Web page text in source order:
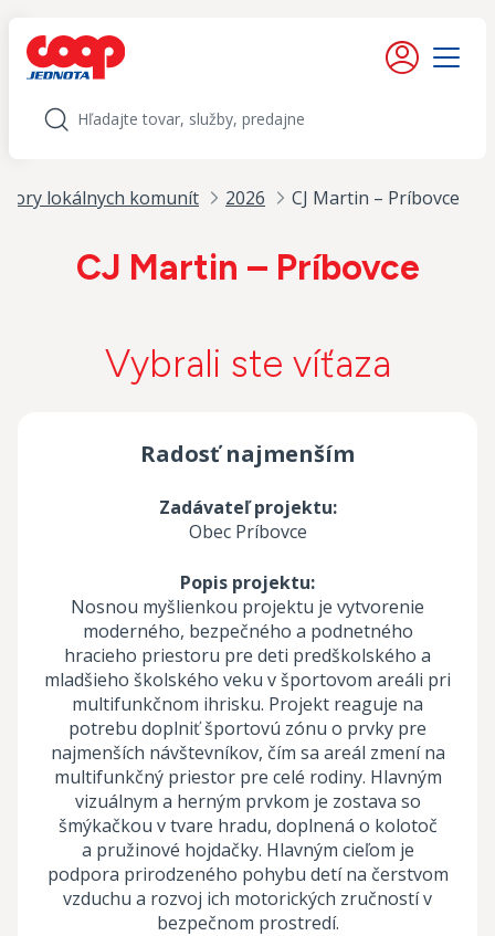
Moje konto
Menu
Hľadať
lokálnych komunít 2026 CJ Martin – Príbovce
CJ Martin – Príbovce
Vybrali ste víťaza
Radosť najmenším
Zadávateľ projektu:
Obec Príbovce
Popis projektu:
Nosnou myšlienkou projektu je vytvorenie
moderného, bezpečného a podnetného
hracieho priestoru pre deti predškolského a
mladšieho školského veku v športovom areáli pri
multifunkčnom ihrisku. Projekt reaguje na
potrebu doplniť športovú zónu o prvky pre
najmenších návštevníkov, čím sa areál zmení na
multifunkčný priestor pre celé rodiny. Hlavným
vizuálnym a herným prvkom je zostava so
šmýkačkou v tvare hradu, doplnená o kolotoč
a pružinové hojdačky. Hlavným cieľom je
podpora prirodzeného pohybu detí na čerstvom
vzduchu a rozvoj ich motorických zručností v
bezpečnom prostredí.